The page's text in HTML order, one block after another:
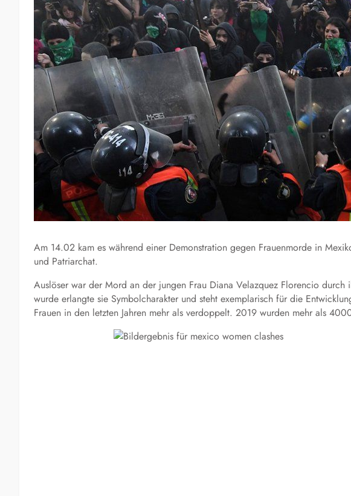
Am 14.02 kam es während einer Demonstration gegen Frauenmorde in
und Patriarchat.
Auslöser war der Mord an der jungen Frau Diana Velazquez Florencio durch
wurde erlangte sie Symbolcharakter und steht exemplarisch für die
Frauen in den letzten Jahren mehr als verdoppelt. 2019 wurden mehr als